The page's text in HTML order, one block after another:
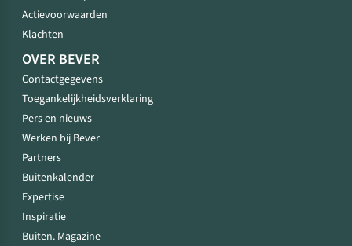
jouw
wandelingen!
Actievoorwaarden
Klachten
OVER BEVER
Contactgegevens
Toegankelijkheidsverklaring
Pers en nieuws
Werken bij Bever
Partners
Buitenkalender
Expertise
Inspiratie
Buiten. Magazine